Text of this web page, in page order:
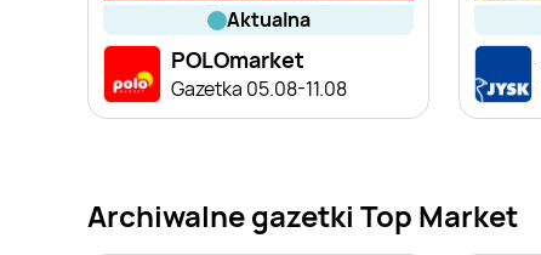
aktualna
POLOmarket
Gazetka 05.08-11.08
Archiwalne gazetki Top Market